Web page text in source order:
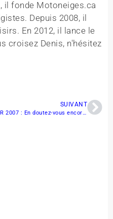
il fonde Motoneiges.ca
Depuis 2008, il
En 2012, il lance le
croisez Denis, n'hésitez
SUIVANT
Ski-doo MX Z Blizzard 800R 2007 : En doutez-vous encore ?